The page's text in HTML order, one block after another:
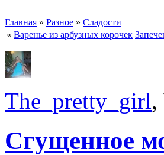
Главная » Разное » Сладости
« Варенье из арбузных корочек
The_pretty_girl,
Сгущенное